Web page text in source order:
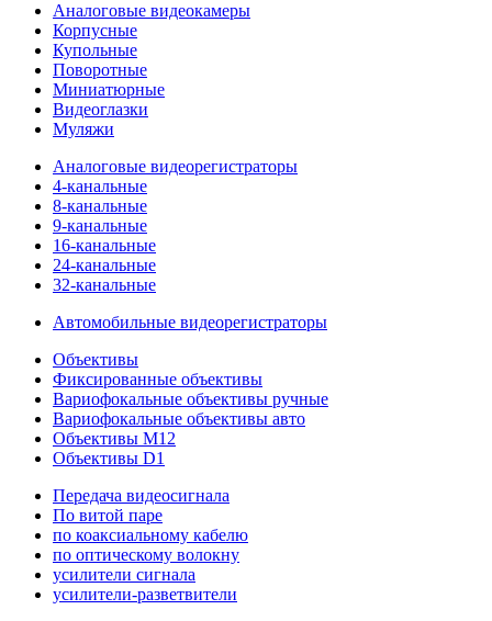
Аналоговые видеокамеры
Корпусные
Купольные
Поворотные
Миниатюрные
Видеоглазки
Муляжи
Аналоговые видеорегистраторы
4-канальные
8-канальные
9-канальные
16-канальные
24-канальные
32-канальные
Автомобильные видеорегистраторы
Объективы
Фиксированные объективы
Вариофокальные объективы ручные
Вариофокальные объективы авто
Объективы M12
Объективы D1
Передача видеосигнала
По витой паре
по коаксиальному кабелю
по оптическому волокну
усилители сигнала
усилители-разветвители